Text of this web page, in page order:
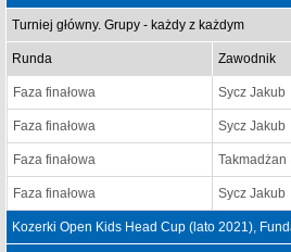
Turniej główny. Grupy - każdy z każdym
Runda Zawodnik
Faza finałowa Sycz Jakub
Faza finałowa Sycz Jakub
Faza finałowa Takmadżan
Faza finałowa Sycz Jakub
Kozerki Open Kids Head Cup (lato 2021),